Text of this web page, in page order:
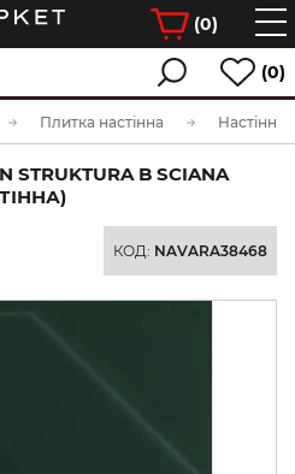
(0)
(0)
Плитка настінна Настінна
STRUKTURA B SCIANA
КОД: NAVARA38468